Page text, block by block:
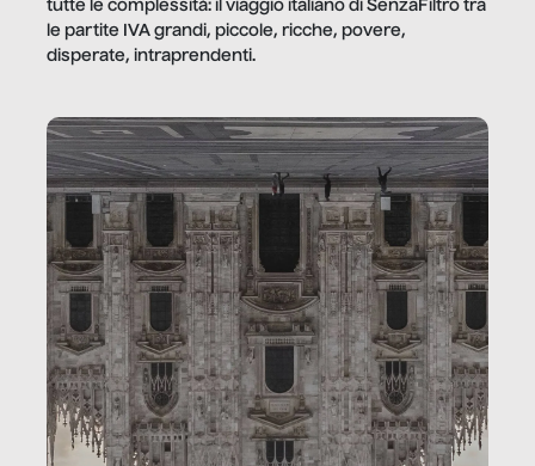
tutte le complessità: il viaggio italiano di SenzaFiltro tra
le partite IVA grandi, piccole, ricche, povere,
disperate, intraprendenti.